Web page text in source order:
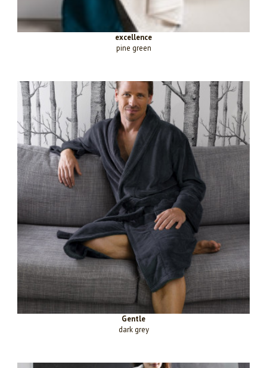
excellence
pine green
Gentle
dark grey